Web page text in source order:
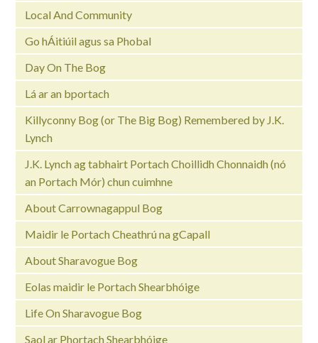
Local And Community
Go hÁitiúil agus sa Phobal
Day On The Bog
Lá ar an bportach
Killyconny Bog (or The Big Bog) Remembered by J.K.
Lynch
J.K. Lynch ag tabhairt Portach Choillidh Chonnaidh (nó
an Portach Mór) chun cuimhne
About Carrownagappul Bog
Maidir le Portach Cheathrú na gCapall
About Sharavogue Bog
Eolas maidir le Portach Shearbhóige
Life On Sharavogue Bog
Saol ar Phortach Shearbhóige